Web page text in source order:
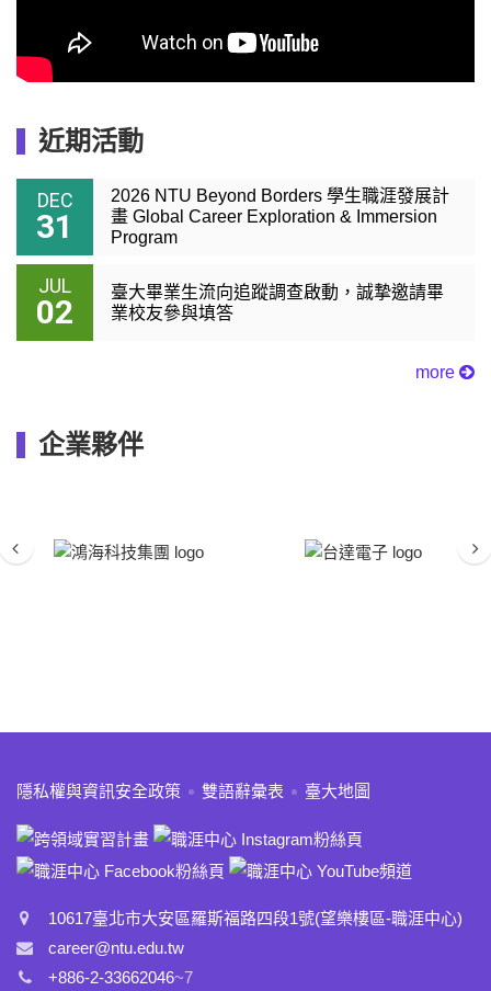
近期活動
DEC
31
2026 NTU Beyond Borders 學生職涯發展計
畫 Global Career Exploration & Immersion
Program
JUL
02
臺大畢業生流向追蹤調查啟動，誠摯邀請畢
業校友參與填答
more
企業夥伴
Previous
:::
隱私權與資訊安全政策 雙語辭彙表 臺大地圖
10617臺北市大安區羅斯福路四段1號(望樂樓區-職涯中心)
career@ntu.edu.tw
+886-2-33662046~7